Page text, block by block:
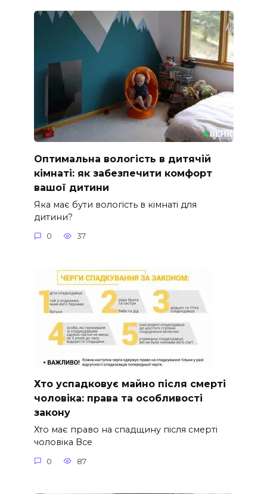
Оптимальна вологість в дитячій
кімнаті: як забезпечити комфорт
вашої дитини
Яка має бути вологість в кімнаті для
дитини?
0 37
Хто успадковує майно після смерті
чоловіка: права та особливості
закону
Хто має право на спадщину після смерті
чоловіка Все
0 87